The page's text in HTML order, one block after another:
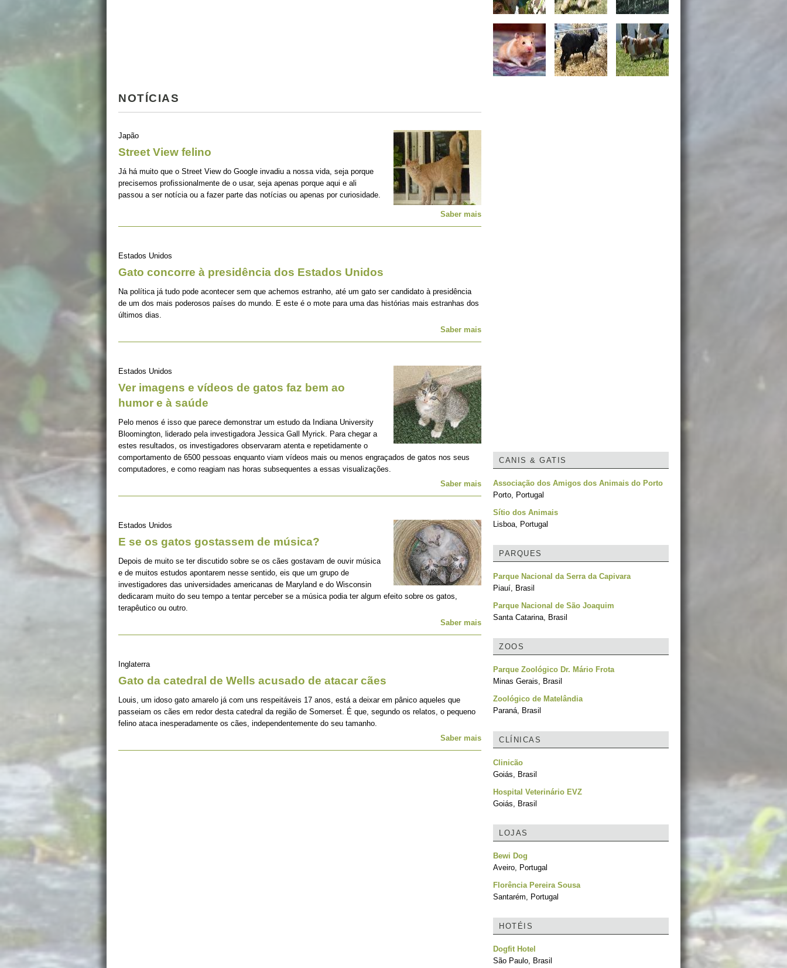
NOTÍCIAS
Japão
Street View felino
Já há muito que o Street View do Google invadiu a nossa vida, seja porque
precisemos profissionalmente de o usar, seja apenas porque aqui e ali
passou a ser notícia ou a fazer parte das notícias ou apenas por curiosidade.
Saber mais
Estados Unidos
Gato concorre à presidência dos Estados Unidos
Na política já tudo pode acontecer sem que achemos estranho, até um gato ser candidato à presidência
de um dos mais poderosos países do mundo. E este é o mote para uma das histórias mais estranhas dos
últimos dias.
Saber mais
Estados Unidos
Ver imagens e vídeos de gatos faz bem ao
humor e à saúde
Pelo menos é isso que parece demonstrar um estudo da Indiana University
Bloomington, liderado pela investigadora Jessica Gall Myrick. Para chegar a
estes resultados, os investigadores observaram atenta e repetidamente o
comportamento de 6500 pessoas enquanto viam vídeos mais ou menos engraçados de gatos nos seus
computadores, e como reagiam nas horas subsequentes a essas visualizações.
Saber mais
Estados Unidos
E se os gatos gostassem de música?
Depois de muito se ter discutido sobre se os cães gostavam de ouvir música
e de muitos estudos apontarem nesse sentido, eis que um grupo de
investigadores das universidades americanas de Maryland e do Wisconsin
dedicaram muito do seu tempo a tentar perceber se a música podia ter algum efeito sobre os gatos,
terapêutico ou outro.
Saber mais
Inglaterra
Gato da catedral de Wells acusado de atacar cães
Louis, um idoso gato amarelo já com uns respeitáveis 17 anos, está a deixar em pânico aqueles que
passeiam os cães em redor desta catedral da região de Somerset. É que, segundo os relatos, o pequeno
felino ataca inesperadamente os cães, independentemente do seu tamanho.
Saber mais
CANIS & GATIS
Associação dos Amigos dos Animais do Porto
Porto, Portugal
Sítio dos Animais
Lisboa, Portugal
PARQUES
Parque Nacional da Serra da Capivara
Piauí, Brasil
Parque Nacional de São Joaquim
Santa Catarina, Brasil
ZOOS
Parque Zoológico Dr. Mário Frota
Minas Gerais, Brasil
Zoológico de Matelândia
Paraná, Brasil
CLÍNICAS
Clinicão
Goiás, Brasil
Hospital Veterinário EVZ
Goiás, Brasil
LOJAS
Bewi Dog
Aveiro, Portugal
Florência Pereira Sousa
Santarém, Portugal
HOTÉIS
Dogfit Hotel
São Paulo, Brasil